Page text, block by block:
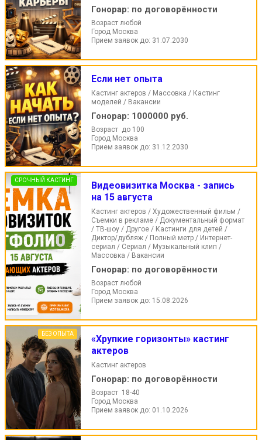
Гонорар: по договорённости
Возраст любой
Город Москва
Прием заявок до: 31.07.2030
Если нет опыта
Кастинг актеров / Массовка / Кастинг
моделей / Вакансии
Гонорар: 1000000 руб.
Возраст до 100
Город Москва
Прием заявок до: 31.12.2030
СРОЧНЫЙ КАСТИНГ
Видеовизитка Москва - запись
на 15 августа
Кастинг актеров / Художественный фильм /
Съемки в рекламе / Документальный формат
/ ТВ-шоу / Другое / Кастинги для детей /
Диктор/дубляж / Полный метр / Интернет-
сериал / Сериал / Музыкальный клип /
Массовка / Вакансии
Гонорар: по договорённости
Возраст любой
Город Москва
Прием заявок до: 15.08.2026
БЕЗ ОПЫТА
«Хрупкие горизонты» кастинг
актеров
Кастинг актеров
Гонорар: по договорённости
Возраст 18-40
Город Москва
Прием заявок до: 01.10.2026